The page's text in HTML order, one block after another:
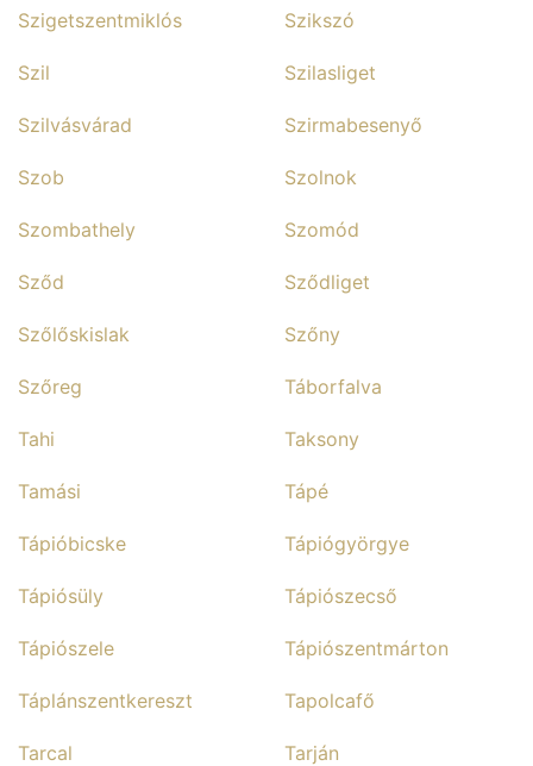
Szigetszentmiklós Szikszó
Szil Szilasliget
Szilvásvárad Szirmabesenyő
Szob Szolnok
Szombathely Szomód
Sződ Sződliget
Szőlőskislak Szőny
Szőreg Táborfalva
Tahi Taksony
Tamási Tápé
Tápióbicske Tápiógyörgye
Tápiósüly Tápiószecső
Tápiószele Tápiószentmárton
Táplánszentkereszt Tapolcafő
Tarcal Tarján